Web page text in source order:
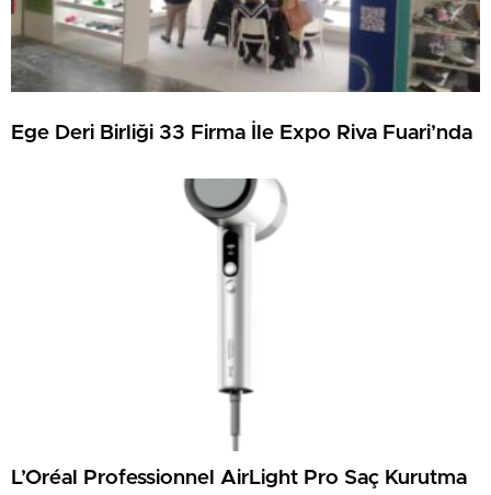
Ege Deri Birliği 33 Firma İle Expo Riva Fuari’nda
L’Oréal Professionnel AirLight Pro Saç Kurutma